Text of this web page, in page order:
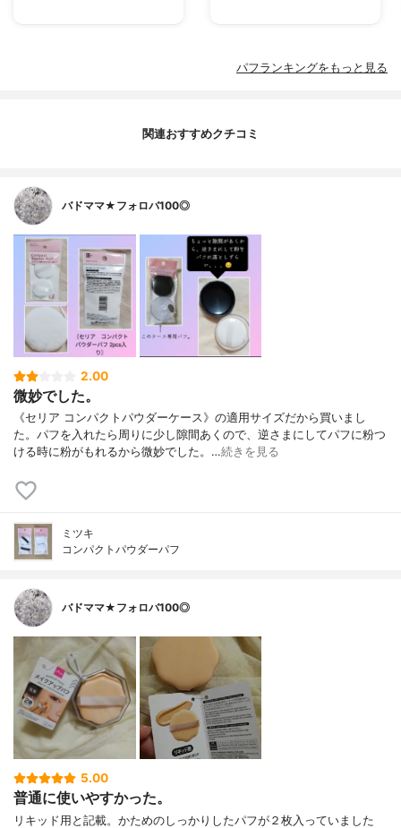
パフランキングをもっと見る
関連おすすめクチコミ
バドママ★フォロバ100◎
2.00
微妙でした。
《セリア コンパクトパウダーケース》の適用サイズだから買いまし
た。パフを入れたら周りに少し隙間あくので、逆さまにしてパフに粉つ
ける時に粉がもれるから微妙でした。…続きを見る
ミツキ
コンパクトパウダーパフ
バドママ★フォロバ100◎
5.00
普通に使いやすかった。
リキッド用と記載。かためのしっかりしたパフが２枚入っていました